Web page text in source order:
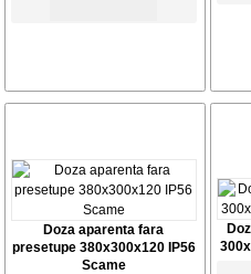
Doza aparenta fara
presetupe 380x300x120 IP56
Scame